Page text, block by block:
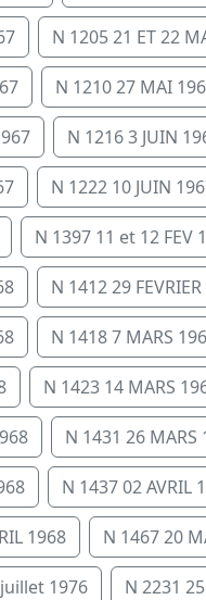
N 1205 21 ET 22
N 1210 27 MAI
N 1216 3 JUIN
N 1222 10 JUIN
N 1397 11 et 12 FEV
N 1412 29
N 1418 7 MARS
N 1423 14 MARS
N 1431 26 MARS
N 1437 02 AVRIL
1968 N 1467 20
1976 N 2231